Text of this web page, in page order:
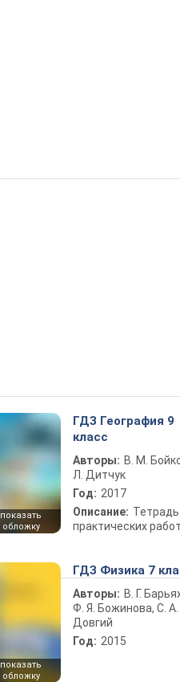
показать
обложку
ГДЗ География 9
класс
Авторы: В. М.
Л. Дитчук
Год: 2017
Описание:
практических работ
показать
обложку
ГДЗ Физика 7
Авторы: В. Г.
Ф. Я. Божинова, С. А.
Довгий
Год: 2015